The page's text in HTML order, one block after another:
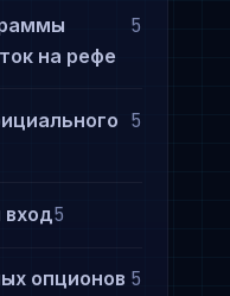
на рефе
5
5
вход5
опционов 5